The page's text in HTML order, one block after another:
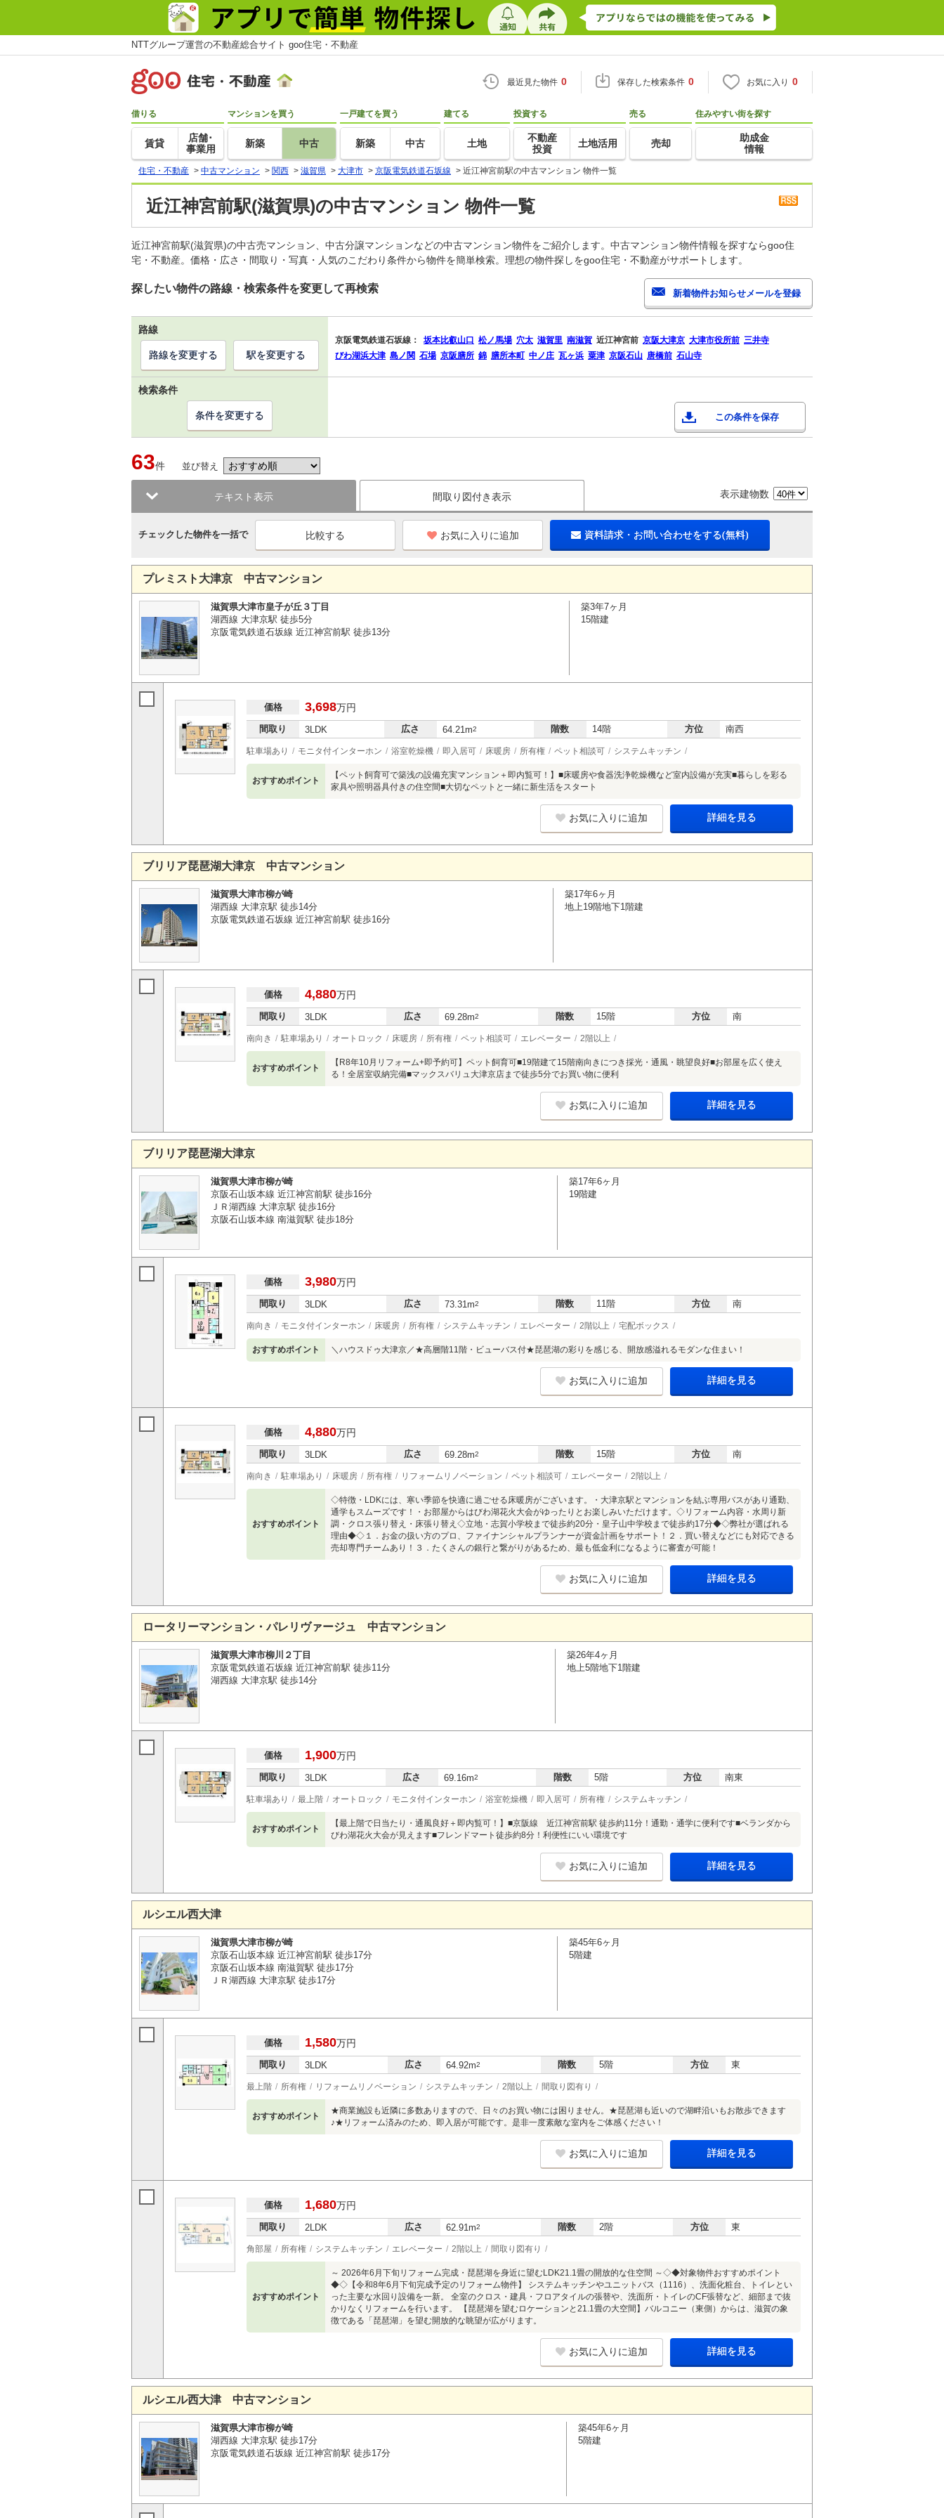
NTTグループ運営の不動産総合サイト goo住宅・不動産
最近見た物件 0 保存した検索条件 0 お気に入り 0
借りる
賃貸
店舗･
事業用
マンションを買う
新築 中古
一戸建てを買う
新築 中古
建てる
土地
投資する
不動産
投資
土地活用
売る
売却
住みやすい街を探す
助成金
情報
住宅・不動産 > 中古マンション > 関西 > 滋賀県 > 大津市 > 京阪電気鉄道石坂線 > 近江神宮前駅の中古マンション 物件一覧
近江神宮前駅(滋賀県)の中古マンション 物件一覧
近江神宮前駅(滋賀県)の中古売マンション、中古分譲マンションなどの中古マンション物件をご紹介します。中古マンション物件情報を探すならgoo住
宅・不動産。価格・広さ・間取り・写真・人気のこだわり条件から物件を簡単検索。理想の物件探しをgoo住宅・不動産がサポートします。
探したい物件の路線・検索条件を変更して再検索
路線
京阪電気鉄道石坂線： 坂本比叡山口 松ノ馬場 穴太 滋賀里 南滋賀 近江神宮前 京阪大津京 大津市役所前 三井寺
びわ湖浜大津 島ノ関 石場 京阪膳所 錦 膳所本町 中ノ庄 瓦ヶ浜 粟津 京阪石山 唐橋前 石山寺
路線を変更する 駅を変更する
検索条件
この条件を保存
条件を変更する
63件 並び替え
テキスト表示 間取り図付き表示 表示建物数
チェックした物件を一括で お気に入りに追加 資料請求・お問い合わせをする(無料)
プレミスト大津京 中古マンション
滋賀県大津市皇子が丘３丁目
湖西線 大津京駅 徒歩5分
京阪電気鉄道石坂線 近江神宮前駅 徒歩13分
築3年7ヶ月
15階建
価格 3,698万円
間取り 3LDK 広さ 64.21m2 階数 14階 方位 南西
駐車場あり モニタ付インターホン 浴室乾燥機 即入居可 床暖房 所有権 ペット相談可 システムキッチン
おすすめポイント
【ペット飼育可で築浅の設備充実マンション＋即内覧可！】■床暖房や食器洗浄乾燥機など室内設備が充実■暮らしを彩る
家具や照明器具付きの住空間■大切なペットと一緒に新生活をスタート
お気に入りに追加 詳細を見る
ブリリア琵琶湖大津京 中古マンション
滋賀県大津市柳が崎
湖西線 大津京駅 徒歩14分
京阪電気鉄道石坂線 近江神宮前駅 徒歩16分
築17年6ヶ月
地上19階地下1階建
価格 4,880万円
間取り 3LDK 広さ 69.28m2 階数 15階 方位 南
南向き 駐車場あり オートロック 床暖房 所有権 ペット相談可 エレベーター 2階以上
おすすめポイント
【R8年10月リフォーム+即予約可】ペット飼育可■19階建て15階南向きにつき採光・通風・眺望良好■お部屋を広く使え
る！全居室収納完備■マックスバリュ大津京店まで徒歩5分でお買い物に便利
お気に入りに追加 詳細を見る
ブリリア琵琶湖大津京
滋賀県大津市柳が崎
京阪石山坂本線 近江神宮前駅 徒歩16分
ＪＲ湖西線 大津京駅 徒歩16分
京阪石山坂本線 南滋賀駅 徒歩18分
築17年6ヶ月
19階建
価格 3,980万円
間取り 3LDK 広さ 73.31m2 階数 11階 方位 南
南向き モニタ付インターホン 床暖房 所有権 システムキッチン エレベーター 2階以上 宅配ボックス
おすすめポイント ＼ハウスドゥ大津京／★高層階11階・ビューバス付★琵琶湖の彩りを感じる、開放感溢れるモダンな住まい！
お気に入りに追加 詳細を見る
価格 4,880万円
間取り 3LDK 広さ 69.28m2 階数 15階 方位 南
南向き 駐車場あり 床暖房 所有権 リフォームリノベーション ペット相談可 エレベーター 2階以上
おすすめポイント
◇特徴・LDKには、寒い季節を快適に過ごせる床暖房がございます。・大津京駅とマンションを結ぶ専用バスがあり通勤、
通学もスムーズです！・お部屋からはびわ湖花火大会がゆったりとお楽しみいただけます。◇リフォーム内容・水周り新
調・クロス張り替え・床張り替え◇立地・志賀小学校まで徒歩約20分・皇子山中学校まで徒歩約17分◆◇弊社が選ばれる
理由◆◇１．お金の扱い方のプロ、ファイナンシャルプランナーが資金計画をサポート！２．買い替えなどにも対応できる
売却専門チームあり！３．たくさんの銀行と繋がりがあるため、最も低金利になるように審査が可能！
お気に入りに追加 詳細を見る
ロータリーマンション・パレリヴァージュ 中古マンション
滋賀県大津市柳川２丁目
京阪電気鉄道石坂線 近江神宮前駅 徒歩11分
湖西線 大津京駅 徒歩14分
築26年4ヶ月
地上5階地下1階建
価格 1,900万円
間取り 3LDK 広さ 69.16m2 階数 5階 方位 南東
駐車場あり 最上階 オートロック モニタ付インターホン 浴室乾燥機 即入居可 所有権 システムキッチン
おすすめポイント
【最上階で日当たり・通風良好＋即内覧可！】■京阪線 近江神宮前駅 徒歩約11分！通勤・通学に便利です■ベランダから
びわ湖花火大会が見えます■フレンドマート徒歩約8分！利便性にいい環境です
お気に入りに追加 詳細を見る
ルシエル西大津
滋賀県大津市柳が崎
京阪石山坂本線 近江神宮前駅 徒歩17分
京阪石山坂本線 南滋賀駅 徒歩17分
ＪＲ湖西線 大津京駅 徒歩17分
築45年6ヶ月
5階建
価格 1,580万円
間取り 3LDK 広さ 64.92m2 階数 5階 方位 東
最上階 所有権 リフォームリノベーション システムキッチン 2階以上 間取り図有り
おすすめポイント
★商業施設も近隣に多数ありますので、日々のお買い物には困りません。★琵琶湖も近いので湖畔沿いもお散歩できます
♪★リフォーム済みのため、即入居が可能です。是非一度素敵な室内をご体感ください！
お気に入りに追加 詳細を見る
価格 1,680万円
間取り 2LDK 広さ 62.91m2 階数 2階 方位 東
角部屋 所有権 システムキッチン エレベーター 2階以上 間取り図有り
おすすめポイント
～ 2026年6月下旬リフォーム完成・琵琶湖を身近に望むLDK21.1畳の開放的な住空間 ～◇◆対象物件おすすめポイント
◆◇【令和8年6月下旬完成予定のリフォーム物件】 システムキッチンやユニットバス（1116）、洗面化粧台、トイレとい
った主要な水回り設備を一新。 全室のクロス・建具・フロアタイルの張替や、洗面所・トイレのCF張替など、細部まで抜
かりなくリフォームを行います。 【琵琶湖を望むロケーションと21.1畳の大空間】バルコニー（東側）からは、滋賀の象
徴である「琵琶湖」を望む開放的な眺望が広がります。
お気に入りに追加 詳細を見る
ルシエル西大津 中古マンション
滋賀県大津市柳が崎
湖西線 大津京駅 徒歩17分
京阪電気鉄道石坂線 近江神宮前駅 徒歩17分
築45年6ヶ月
5階建